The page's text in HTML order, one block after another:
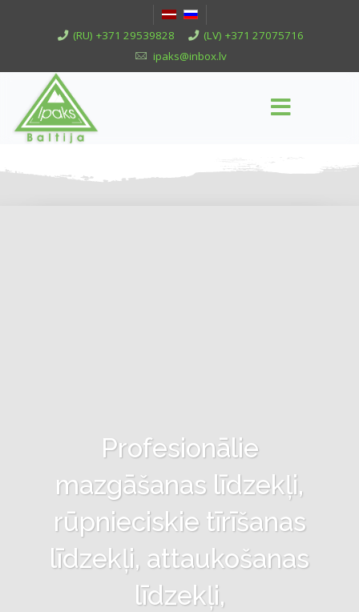
(RU) +371 29539828
(LV) +371 27075716
ipaks@inbox.lv
Profesionālie
mazgāšanas līdzekļi,
rūpnieciskie tīrīšanas
līdzekļi, attaukošanas
līdzekļi,